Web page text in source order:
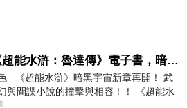
沈默《超能水滸：魯達傳》電子書，暗黑宇宙新章，一一五年八月璀璨上架！
《超能水滸》暗黑宇宙新章再開！ 武
與間諜小說的撞擊與相容！！ 《超能水
第四部變幻登場